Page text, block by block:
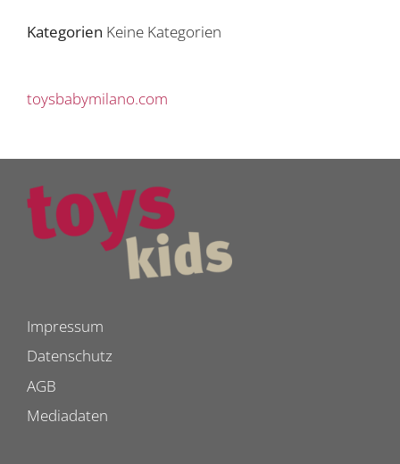
Kategorien Keine Kategorien
toysbabymilano.com
Impressum
Datenschutz
AGB
Mediadaten